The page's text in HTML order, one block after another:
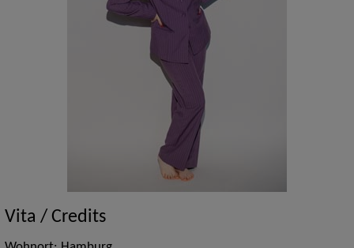
Vita / Credits